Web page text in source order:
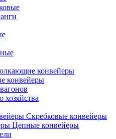
конвейеры
конвейеры
хозяйства
Скребковые конвейеры
Цепные конвейеры